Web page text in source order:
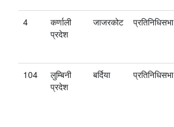
4
कर्णाली
प्रदेश
जाजरकोट प्रतिनिधिसभा
104
लुम्बिनी
प्रदेश
बर्दिया प्रतिनिधिसभा